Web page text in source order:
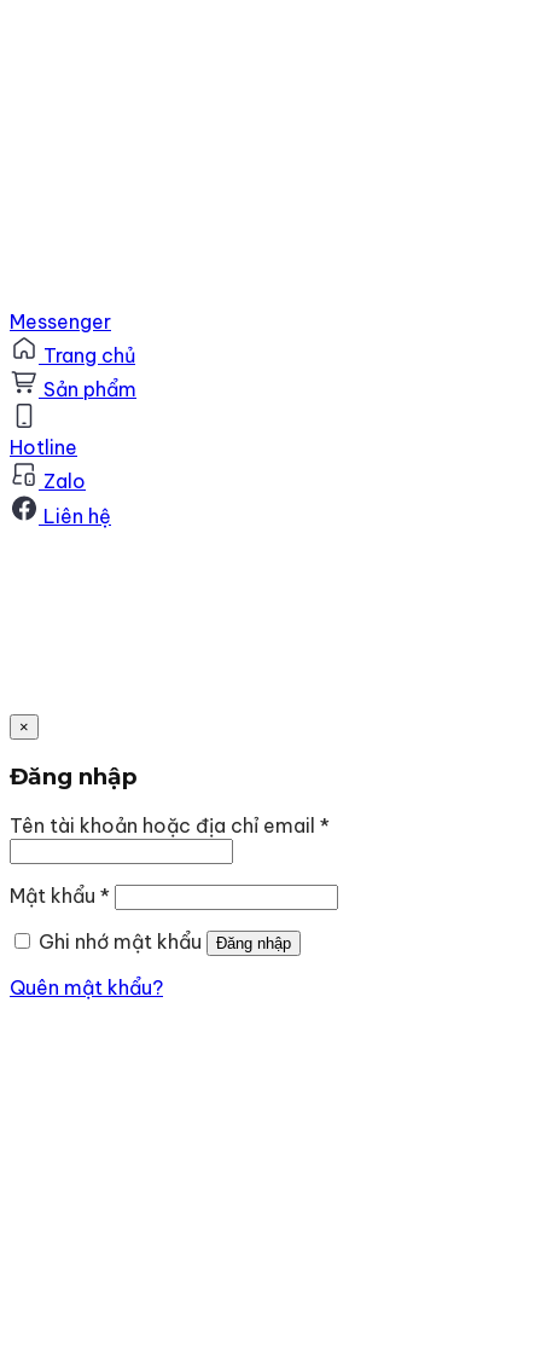
Messenger
Trang chủ
Sản phẩm
Hotline
Zalo
Liên hệ
×
Đăng nhập
Tên tài khoản hoặc địa chỉ email *Bắt
Mật khẩu *Bắt
buộc
Ghi nhớ mật khẩu
Đăng nhập
Quên mật khẩu?